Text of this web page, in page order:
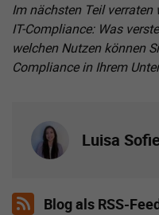
Im nächsten Teil
IT-Compliance: Was
welchen Nutzen können
Compliance in Ihrem
Luisa
Blog als RSS-